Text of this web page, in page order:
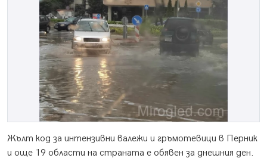
Жълт код за интензивни валежи и гръмотевици в Перник
и още 19 области на страната е обявен за днешния ден.